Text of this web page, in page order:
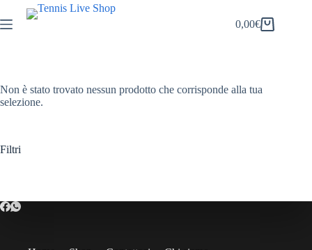
al
contenuto
Carrello
0,00€
Non è stato trovato nessun prodotto che corrisponde alla tua
selezione.
Filtri